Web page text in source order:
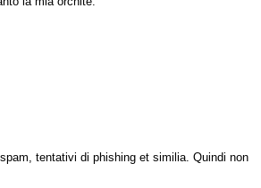
tentativi di phishing et similia. Quindi non